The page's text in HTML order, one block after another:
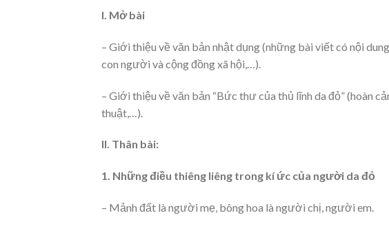
I. Mở bài
– Giới thiệu về văn bản nhật dụng (những bài viết có nội
con người và cộng đồng xã hội,…).
– Giới thiệu về văn bản “Bức thư của thủ lĩnh da đỏ” (hoàn
thuật,…).
II. Thân bài:
1. Những điều thiêng liêng trong kí ức của người da đỏ
– Mảnh đất là người mẹ, bông hoa là người chị, người em.